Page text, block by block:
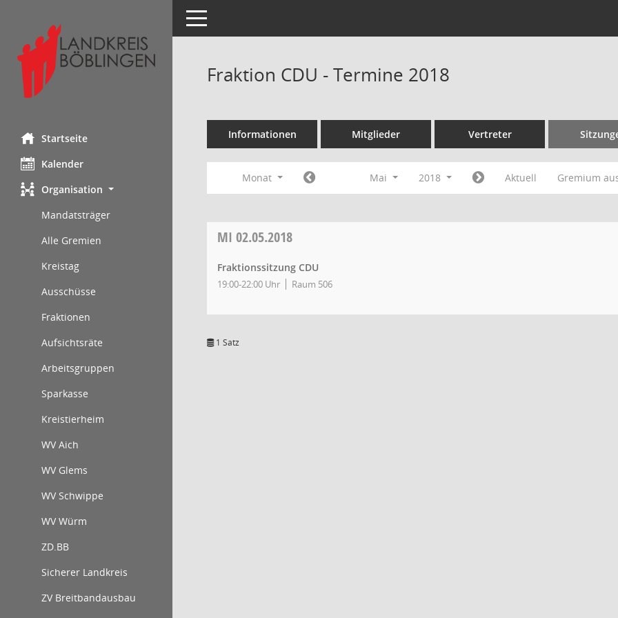
Startseite
Kalender
Organisation
Mandatsträger
Alle Gremien
Kreistag
Ausschüsse
Fraktionen
Aufsichtsräte
Arbeitsgruppen
Sparkasse
Kreistierheim
WV Aich
WV Glems
WV Schwippe
WV Würm
ZD.BB
Sicherer Landkreis
ZV Breitbandausbau
Toggle navigation
Fraktion CDU - Termine 2018
Informationen Mitglieder Vertreter
Monat Mai 2018 Aktuell Gremium
MI 02.05.2018
Fraktionssitzung CDU
19:00-22:00 Uhr Raum 506
1 Satz